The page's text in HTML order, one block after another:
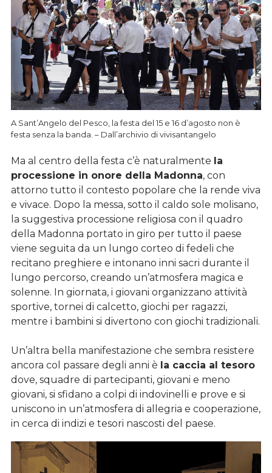
A Sant’Angelo del Pesco, la festa del 15 e 16 d’agosto non è
festa senza la banda. – Dall’archivio di vivisantangelo
Ma al centro della festa c’è naturalmente la
processione in onore della Madonna, con
attorno tutto il contesto popolare che la rende viva
e vivace. Dopo la messa, sotto il caldo sole molisano,
la suggestiva processione religiosa con il quadro
della Madonna portato in giro per tutto il paese
viene seguita da un lungo corteo di fedeli che
recitano preghiere e intonano inni sacri durante il
lungo percorso, creando un’atmosfera magica e
solenne. In giornata, i giovani organizzano attività
sportive, tornei di calcetto, giochi per ragazzi,
mentre i bambini si divertono con giochi tradizionali.
Un’altra bella manifestazione che sembra resistere
ancora col passare degli anni è la caccia al tesoro
dove, squadre di partecipanti, giovani e meno
giovani, si sfidano a colpi di indovinelli e prove e si
uniscono in un’atmosfera di allegria e cooperazione,
in cerca di indizi e tesori nascosti del paese.